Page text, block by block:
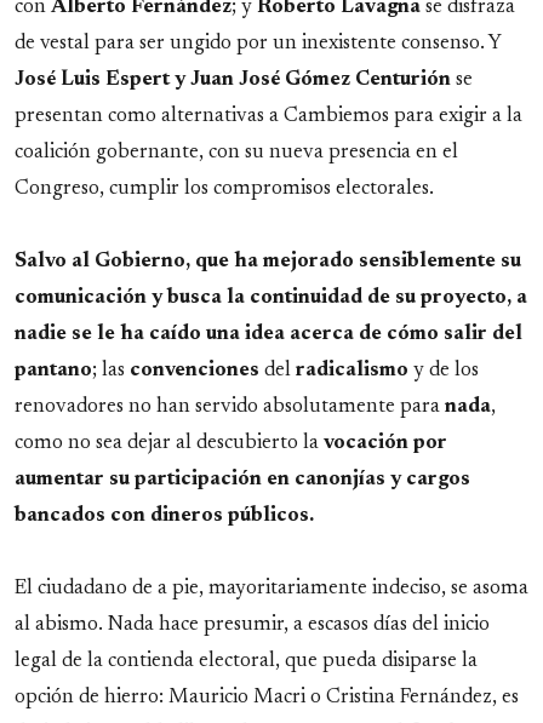
con Alberto Fernández; y Roberto Lavagna se disfraza
de vestal para ser ungido por un inexistente consenso. Y
José Luis Espert y Juan José Gómez Centurión se
presentan como alternativas a Cambiemos para exigir a la
coalición gobernante, con su nueva presencia en el
Congreso, cumplir los compromisos electorales.
Salvo al Gobierno, que ha mejorado sensiblemente su
comunicación y busca la continuidad de su proyecto, a
nadie se le ha caído una idea acerca de cómo salir del
pantano; las convenciones del radicalismo y de los
renovadores no han servido absolutamente para nada,
como no sea dejar al descubierto la vocación por
aumentar su participación en canonjías y cargos
bancados con dineros públicos.
El ciudadano de a pie, mayoritariamente indeciso, se asoma
al abismo. Nada hace presumir, a escasos días del inicio
legal de la contienda electoral, que pueda disiparse la
opción de hierro: Mauricio Macri o Cristina Fernández, es